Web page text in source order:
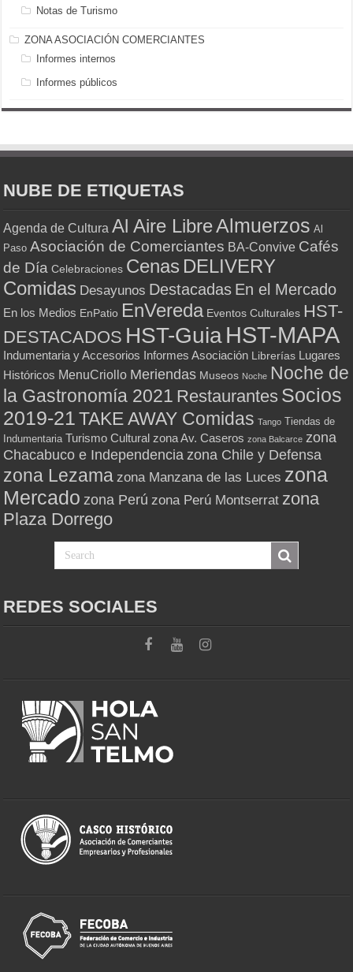
Notas de Turismo
ZONA ASOCIACIÓN COMERCIANTES
Informes internos
Informes públicos
NUBE DE ETIQUETAS
Agenda de Cultura Al Aire LibreAlmuerzos Al
Paso Asociación de Comerciantes BA-Convive Cafés
de Día Celebraciones Cenas DELIVERY
Comidas Desayunos Destacadas En el Mercado
En los Medios EnPatio EnVereda Eventos Culturales HST-
DESTACADOS HST-GuiaHST-MAPA
Indumentaria y Accesorios Informes Asociación Librerías Lugares
Históricos MenuCriollo Meriendas Museos Noche Noche de
la Gastronomía 2021 Restaurantes Socios
2019-21 TAKE AWAY Comidas Tango Tiendas de
Indumentaria Turismo Cultural zona Av. Caseros zona Balcarce zona
Chacabuco e Independencia zona Chile y Defensa
zona Lezama zona Manzana de las Luces zona
Mercado zona Perú zona Perú Montserrat zona
Plaza Dorrego
REDES SOCIALES